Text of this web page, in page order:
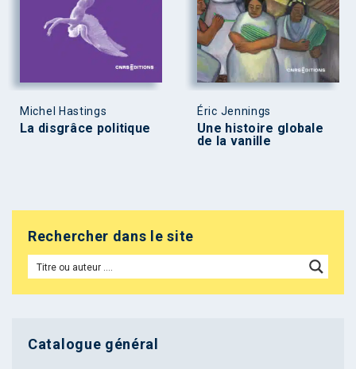
Michel Hastings
La disgrâce politique
Éric Jennings
Une histoire globale
de la vanille
Rechercher dans le site
Catalogue général